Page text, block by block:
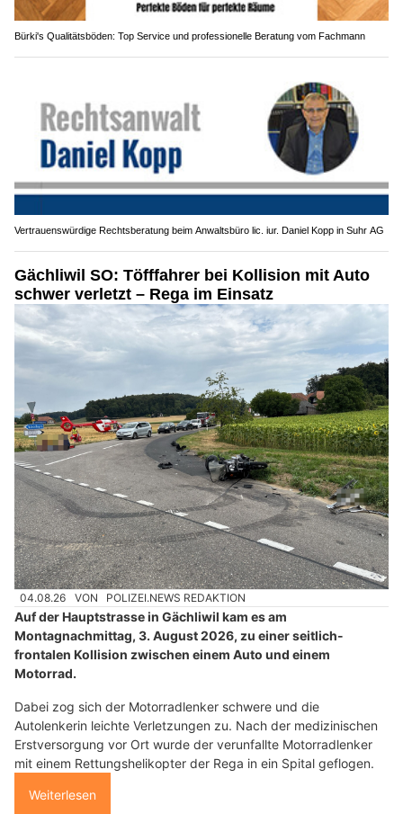
Bürki's Qualitätsböden: Top Service und professionelle Beratung vom Fachmann
Vertrauenswürdige Rechtsberatung beim Anwaltsbüro lic. iur. Daniel Kopp in Suhr AG
Gächliwil SO: Töfffahrer bei Kollision mit Auto
schwer verletzt – Rega im Einsatz
04.08.26 VON POLIZEI.NEWS REDAKTION
Auf der Hauptstrasse in Gächliwil kam es am
Montagnachmittag, 3. August 2026, zu einer seitlich-
frontalen Kollision zwischen einem Auto und einem
Motorrad.
Dabei zog sich der Motorradlenker schwere und die
Autolenkerin leichte Verletzungen zu. Nach der medizinischen
Erstversorgung vor Ort wurde der verunfallte Motorradlenker
mit einem Rettungshelikopter der Rega in ein Spital geflogen.
Weiterlesen